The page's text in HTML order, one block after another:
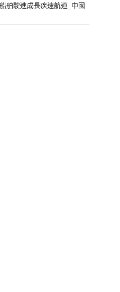
舶駛進成長疾速航道_中國